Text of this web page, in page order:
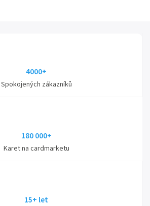
4000+
Spokojených zákazníků
180 000+
Karet na cardmarketu
15+ let